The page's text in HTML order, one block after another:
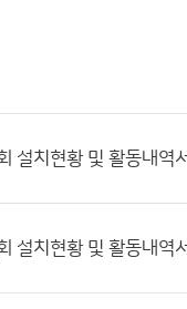
설치현황 및 활동내역
설치현황 및 활동내역